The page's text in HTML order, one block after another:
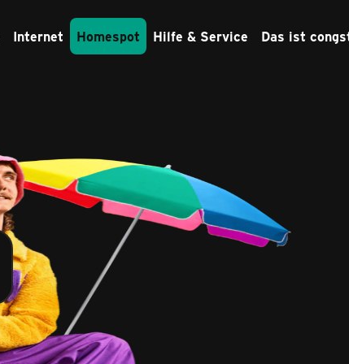
Internet Homespot Hilfe & Service Das ist